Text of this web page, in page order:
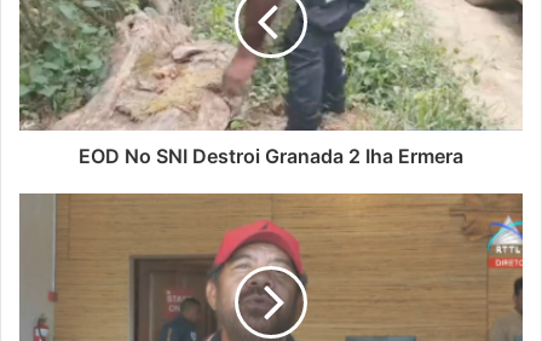
EOD No SNI Destroi Granada 2 Iha Ermera